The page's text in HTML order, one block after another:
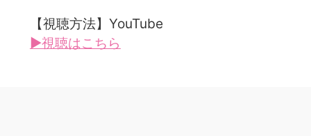
【視聴方法】YouTube
▶視聴はこちら